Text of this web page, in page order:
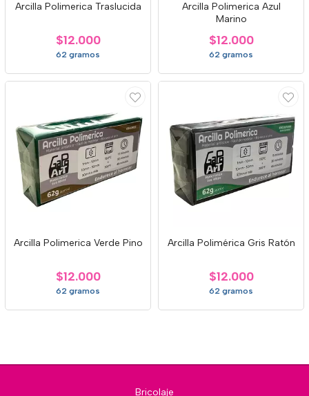
Arcilla Polimerica Traslucida
$12.000
62 gramos
Arcilla Polimerica Azul
Marino
$12.000
62 gramos
Arcilla Polimerica Verde Pino
$12.000
62 gramos
Arcilla Polimérica Gris Ratón
$12.000
62 gramos
Bricolaje